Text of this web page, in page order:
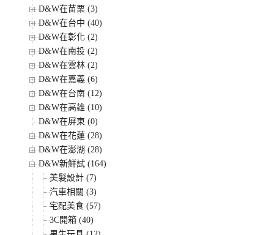
D&W在苗栗 (3)
D&W在台中 (40)
D&W在彰化 (2)
D&W在南投 (2)
D&W在雲林 (2)
D&W在嘉義 (6)
D&W在台南 (12)
D&W在高雄 (10)
D&W在屏東 (0)
D&W在花蓮 (28)
D&W在澎湖 (28)
D&W新鮮試 (164)
美髮設計 (7)
汽車相關 (3)
宅配美食 (57)
3C開箱 (40)